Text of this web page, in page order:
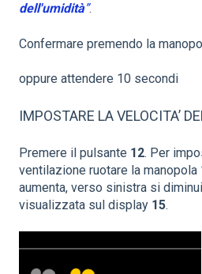
dell'umidità”.
Confermare premendo la
oppure attendere 10 secondi
IMPOSTARE LA VELOCITA’
Premere il pulsante 12. Per
ventilazione ruotare la manopola
aumenta, verso sinistra si
visualizzata sul display 15.